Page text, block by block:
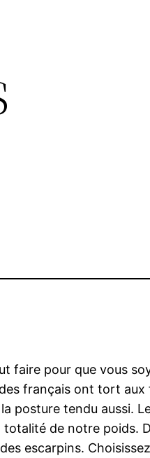
faire pour que vous
français ont tort
posture tendu aussi.
de notre poids.
escarpins.